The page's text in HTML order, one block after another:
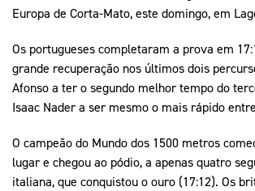
Europa de Corta-Mato, este domingo, em
Os portugueses completaram a prova em
grande recuperação nos últimos dois
Afonso a ter o segundo melhor tempo do
Isaac Nader a ser mesmo o mais rápido
O campeão do Mundo dos 1500 metros
lugar e chegou ao pódio, a apenas quatro
italiana, que conquistou o ouro (17:12). Os